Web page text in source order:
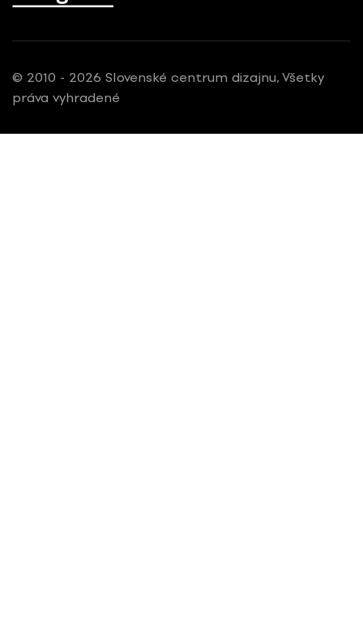
© 2010 - 2026 Slovenské centrum dizajnu, Všetky
práva vyhradené